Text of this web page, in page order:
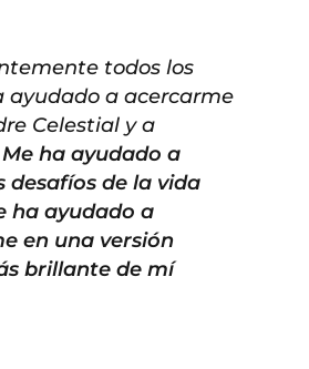
todos los
ayudado a acercarme
Celestial y a
Me ha ayudado a
desafíos de la vida
ha ayudado a
en una versión
brillante de mí